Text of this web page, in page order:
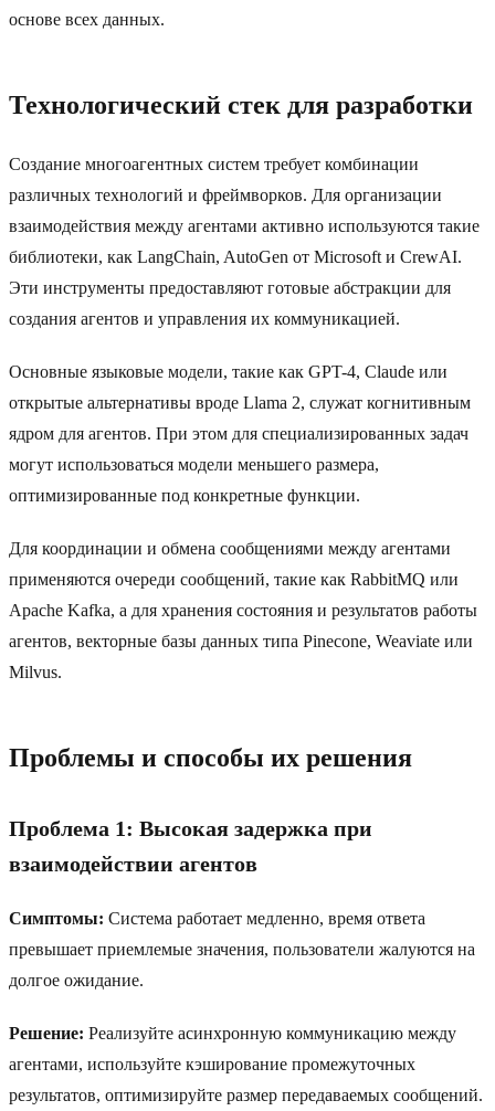
основе всех данных.
Технологический стек для разработки
Создание многоагентных систем требует комбинации
различных технологий и фреймворков. Для организации
взаимодействия между агентами активно используются такие
библиотеки, как LangChain, AutoGen от Microsoft и CrewAI.
Эти инструменты предоставляют готовые абстракции для
создания агентов и управления их коммуникацией.
Основные языковые модели, такие как GPT-4, Claude или
открытые альтернативы вроде Llama 2, служат когнитивным
ядром для агентов. При этом для специализированных задач
могут использоваться модели меньшего размера,
оптимизированные под конкретные функции.
Для координации и обмена сообщениями между агентами
применяются очереди сообщений, такие как RabbitMQ или
Apache Kafka, а для хранения состояния и результатов работы
агентов, векторные базы данных типа Pinecone, Weaviate или
Milvus.
Проблемы и способы их решения
Проблема 1: Высокая задержка при
взаимодействии агентов
Симптомы: Система работает медленно, время ответа
превышает приемлемые значения, пользователи жалуются на
долгое ожидание.
Решение: Реализуйте асинхронную коммуникацию между
агентами, используйте кэширование промежуточных
результатов, оптимизируйте размер передаваемых сообщений.